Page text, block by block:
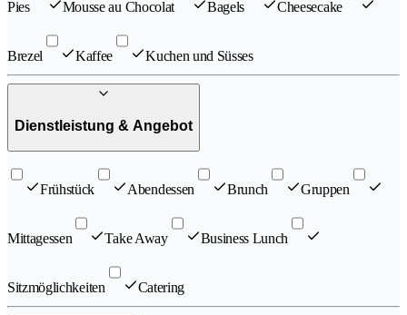
Pies Mousse au Chocolat Bagels Cheesecake
Brezel Kaffee Kuchen und Süsses
Dienstleistung & Angebot
Frühstück Abendessen Brunch Gruppen
Mittagessen Take Away Business Lunch
Sitzmöglichkeiten Catering